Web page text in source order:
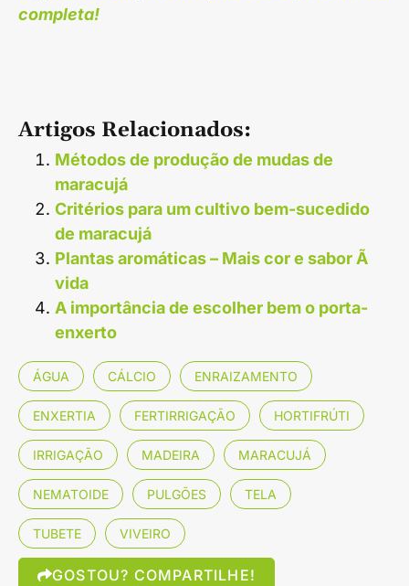
completa!
Artigos Relacionados:
Métodos de produção de mudas de
maracujá
Critérios para um cultivo bem-sucedido
de maracujá
Plantas aromáticas – Mais cor e sabor Ã
vida
A importância de escolher bem o porta-
enxerto
ÁGUA CÁLCIO ENRAIZAMENTO
ENXERTIA FERTIRRIGAÇÃO HORTIFRÚTI
IRRIGAÇÃO MADEIRA MARACUJÁ
NEMATOIDE PULGÕES TELA
TUBETE VIVEIRO
GOSTOU? COMPARTILHE!